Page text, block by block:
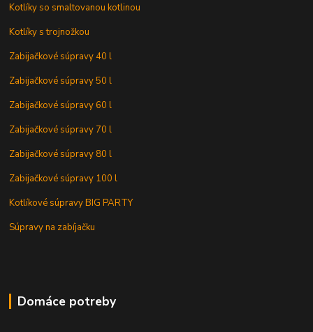
Kotlíky so smaltovanou kotlinou
Kotlíky s trojnožkou
Zabijačkové súpravy 40 l
Zabijačkové súpravy 50 l
Zabijačkové súpravy 60 l
Zabijačkové súpravy 70 l
Zabijačkové súpravy 80 l
Zabijačkové súpravy 100 l
Kotlíkové súpravy BIG PARTY
Súpravy na zabíjačku
Domáce potreby